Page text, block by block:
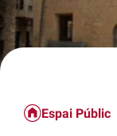
Espai Públic